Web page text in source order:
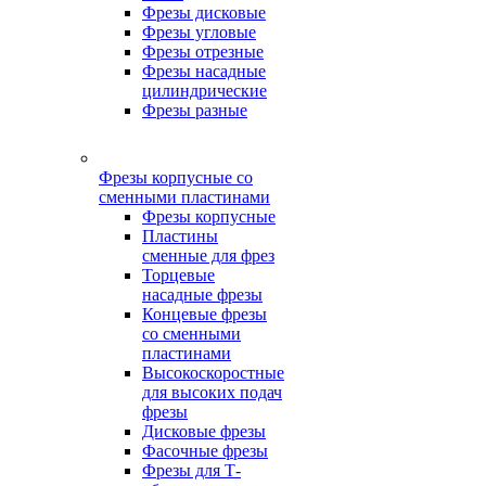
Фрезы дисковые
Фрезы угловые
Фрезы отрезные
Фрезы насадные
цилиндрические
Фрезы разные
Фрезы корпусные со
сменными пластинами
Фрезы корпусные
Пластины
сменные для фрез
Торцевые
насадные фрезы
Концевые фрезы
со сменными
пластинами
Высокоскоростные
для высоких подач
фрезы
Дисковые фрезы
Фасочные фрезы
Фрезы для Т-